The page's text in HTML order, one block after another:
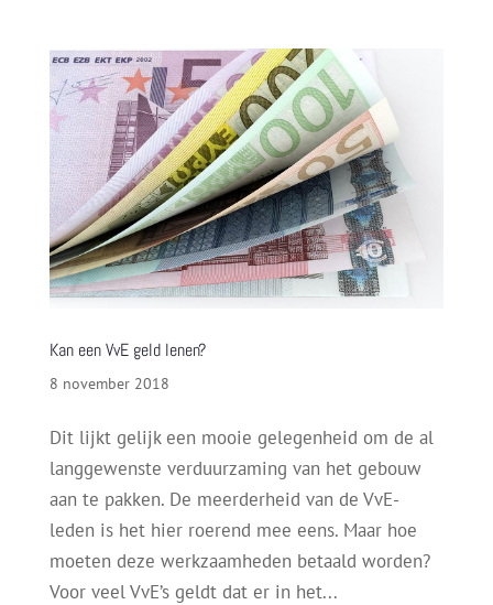
Kan een VvE geld lenen?
8 november 2018
Dit lijkt gelijk een mooie gelegenheid om de al
langgewenste verduurzaming van het gebouw
aan te pakken. De meerderheid van de VvE-
leden is het hier roerend mee eens. Maar hoe
moeten deze werkzaamheden betaald worden?
Voor veel VvE’s geldt dat er in het...